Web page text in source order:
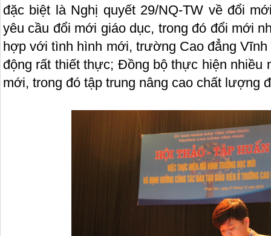
đặc biệt là Nghị quyết 29/NQ-TW về đổi
yêu cầu đổi mới giáo dục, trong đó đổi mới
hợp với tình hình mới, trường Cao đẳng
động rất thiết thực; Đồng bộ thực hiện nhiều
mới, trong đó tập trung nâng cao chất lượng